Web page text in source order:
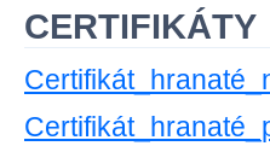
CERTIFIKÁTY